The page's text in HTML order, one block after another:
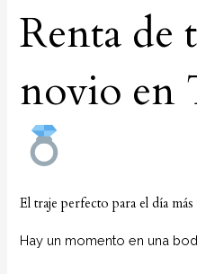
Renta de
novio en
El traje perfecto para el día
Hay un momento en una